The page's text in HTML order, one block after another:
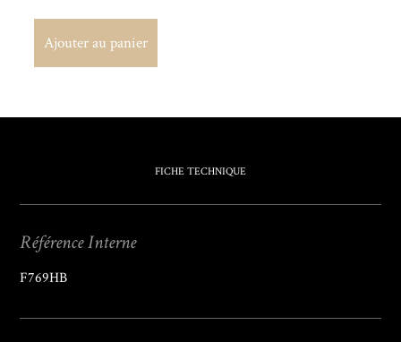
Ajouter au panier
Ajouter au panier
FICHE TECHNIQUE
Référence Interne
F769HB